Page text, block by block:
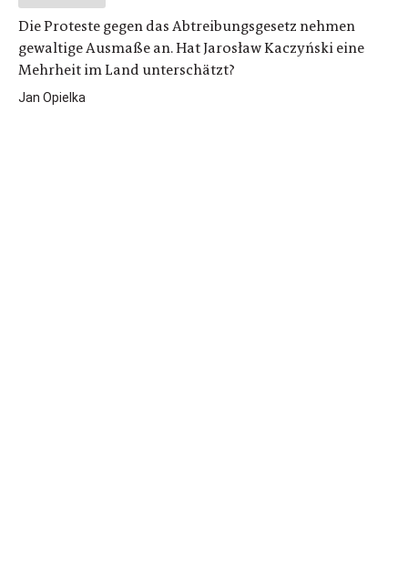
Die Proteste gegen das Abtreibungsgesetz nehmen
gewaltige Ausmaße an. Hat Jarosław Kaczyński eine
Mehrheit im Land unterschätzt?
Jan Opielka